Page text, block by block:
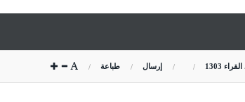
1303 إرسال طباعة